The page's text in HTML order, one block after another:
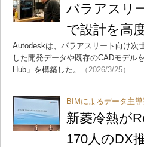
パラアスリ
で設計を高
Autodeskは、パラアスリート向け次
した開発データや既存のCADモデル
Hub」を構築した。
（2026/3/25）
BIMによるデータ主
新菱冷熱が
170人のDX